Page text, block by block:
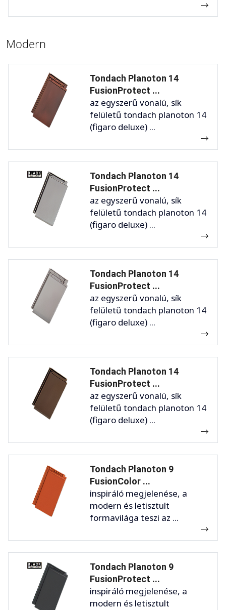
Modern
Tondach Planoton 14
FusionProtect ...
az egyszerű vonalú, sík
felületű tondach planoton 14
(figaro deluxe) ...
Tondach Planoton 14
FusionProtect ...
az egyszerű vonalú, sík
felületű tondach planoton 14
(figaro deluxe) ...
Tondach Planoton 14
FusionProtect ...
az egyszerű vonalú, sík
felületű tondach planoton 14
(figaro deluxe) ...
Tondach Planoton 14
FusionProtect ...
az egyszerű vonalú, sík
felületű tondach planoton 14
(figaro deluxe) ...
Tondach Planoton 9
FusionColor ...
inspiráló megjelenése, a
modern és letisztult
formavilága teszi az ...
Tondach Planoton 9
FusionProtect ...
inspiráló megjelenése, a
modern és letisztult